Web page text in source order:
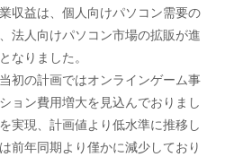
収益は、個人向けパソコン需要の
法人向けパソコン市場の拡販が進
なりました。
初の計画ではオンラインゲーム事
ョン費用増大を見込んでおりまし
実現、計画値より低水準に推移し
前年同期より僅かに減少しており